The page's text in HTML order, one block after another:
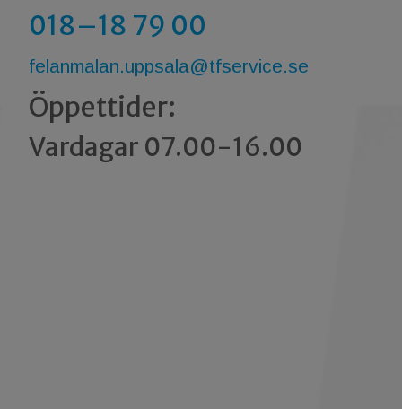
018–18 79 00
felanmalan.uppsala@tfservice.se
Öppettider:
Vardagar 07.00-16.00